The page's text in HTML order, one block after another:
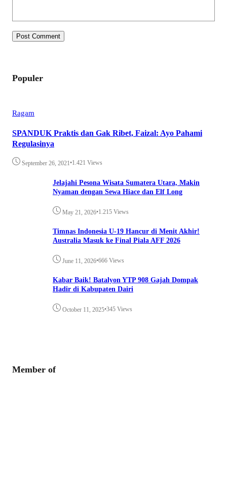
Populer
Ragam
SPANDUK Praktis dan Gak Ribet, Faizal: Ayo Pahami
Regulasinya
September 26, 2021•1.421 Views
Jelajahi Pesona Wisata Sumatera Utara, Makin
Nyaman dengan Sewa Hiace dan Elf Long
May 21, 2026•1.215 Views
Timnas Indonesia U-19 Hancur di Menit Akhir!
Australia Masuk ke Final Piala AFF 2026
June 11, 2026•666 Views
Kabar Baik! Batalyon YTP 908 Gajah Dompak
Hadir di Kabupaten Dairi
October 11, 2025•345 Views
Member of